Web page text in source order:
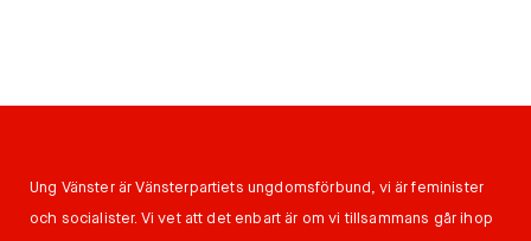
Ung Vänster är Vänsterpartiets ungdomsförbund, vi är feminister
och socialister. Vi vet att det enbart är om vi tillsammans går ihop